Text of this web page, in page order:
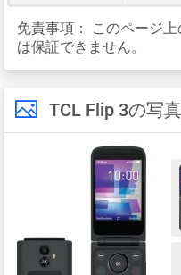
免責事項：
このページ
は保証できません。
TCL Flip 3の写真